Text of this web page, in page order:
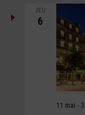
JEU
6
11 mai -